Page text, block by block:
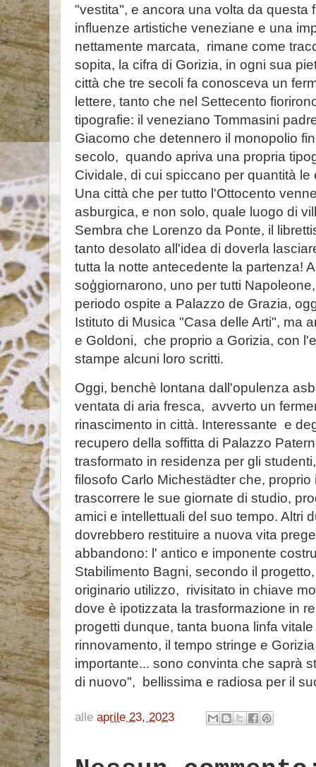
"vestita", e ancora una volta da questa
influenze artistiche veneziane e una
nettamente marcata, rimane come
sopita, la cifra di Gorizia, in ogni sua
città che tre secoli fa conosceva un
lettere, tanto che nel Settecento
tipografie: il veneziano Tommasini
Giacomo che detennero il monopolio
secolo, quando apriva una propria
Cividale, di cui spiccano per quantità
Una città che per tutto l'Ottocento
asburgica, e non solo, quale luogo di
Sembra che Lorenzo da Ponte, il
tanto desolato all'idea di doverla
tutta la notte antecedente la partenza!
soģgiornarono, uno per tutti
periodo ospite a Palazzo de Grazia,
Istituto di Musica "Casa delle Arti", ma
e Goldoni, che proprio a Gorizia, con
stampe alcuni loro scritti.
Oggi, benchè lontana dall'opulenza
ventata di aria fresca, avverto un
rinascimento in città. Interessante e
recupero della soffitta di Palazzo
trasformato in residenza per gli
filosofo Carlo Michestädter che,
trascorrere le sue giornate di studio,
amici e intellettuali del suo tempo. Altri
dovrebbero restituire a nuova vita
abbandono: l' antico e imponente
Stabilimento Bagni, secondo il
originario utilizzo, rivisitato in chiave
dove è ipotizzata la trasformazione in
progetti dunque, tanta buona linfa
rinnovamento, il tempo stringe e
importante... sono convinta che saprà
di nuovo", bellissima e radiosa per il
alle aprile 23, 2023